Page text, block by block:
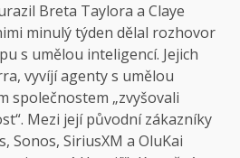
Breta Taylora a Claye
minulý týden dělal rozhovor
s umělou inteligencí. Jejich
vyvíjí agenty s umělou
společnostem „zvyšovali
Mezi její původní zákazníky
Sonos, SiriusXM a OluKai